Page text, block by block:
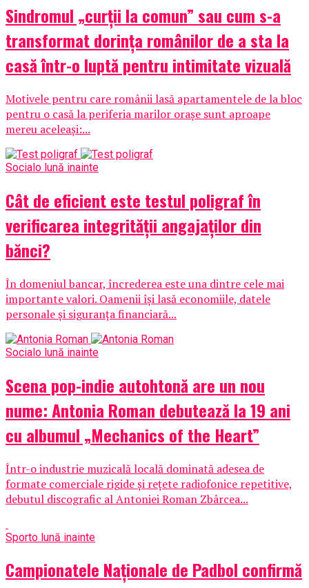
Sindromul „curții la comun” sau cum s-a
transformat dorința românilor de a sta la
casă într-o luptă pentru intimitate vizuală
Motivele pentru care românii lasă apartamentele de la bloc
pentru o casă la periferia marilor orașe sunt aproape
mereu aceleași:...
Socialo lună inainte
Cât de eficient este testul poligraf în
verificarea integrității angajaților din
bănci?
În domeniul bancar, încrederea este una dintre cele mai
importante valori. Oamenii își lasă economiile, datele
personale și siguranța financiară...
Socialo lună inainte
Scena pop-indie autohtonă are un nou
nume: Antonia Roman debutează la 19 ani
cu albumul „Mechanics of the Heart”
Într-o industrie muzicală locală dominată adesea de
formate comerciale rigide și rețete radiofonice repetitive,
debutul discografic al Antoniei Roman Zbârcea...
Sporto lună inainte
Campionatele Naționale de Padbol confirmă